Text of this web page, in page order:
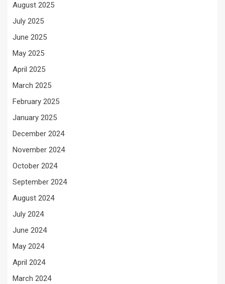
August 2025
July 2025
June 2025
May 2025
April 2025
March 2025
February 2025
January 2025
December 2024
November 2024
October 2024
September 2024
August 2024
July 2024
June 2024
May 2024
April 2024
March 2024